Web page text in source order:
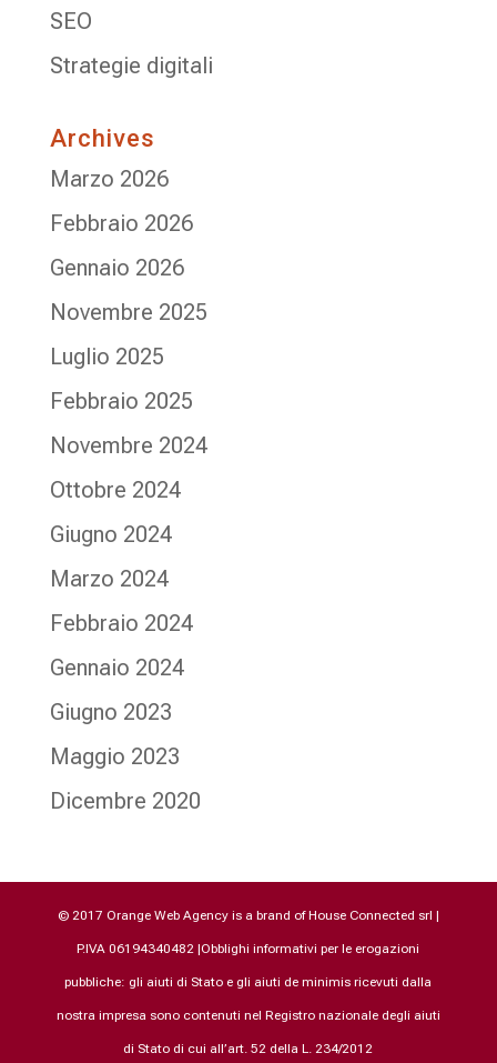
SEO
Strategie digitali
Archives
Marzo 2026
Febbraio 2026
Gennaio 2026
Novembre 2025
Luglio 2025
Febbraio 2025
Novembre 2024
Ottobre 2024
Giugno 2024
Marzo 2024
Febbraio 2024
Gennaio 2024
Giugno 2023
Maggio 2023
Dicembre 2020
© 2017 Orange Web Agency is a brand of House Connected srl |
P.IVA 06194340482 |Obblighi informativi per le erogazioni
pubbliche: gli aiuti di Stato e gli aiuti de minimis ricevuti dalla
nostra impresa sono contenuti nel Registro nazionale degli aiuti
di Stato di cui all’art. 52 della L. 234/2012